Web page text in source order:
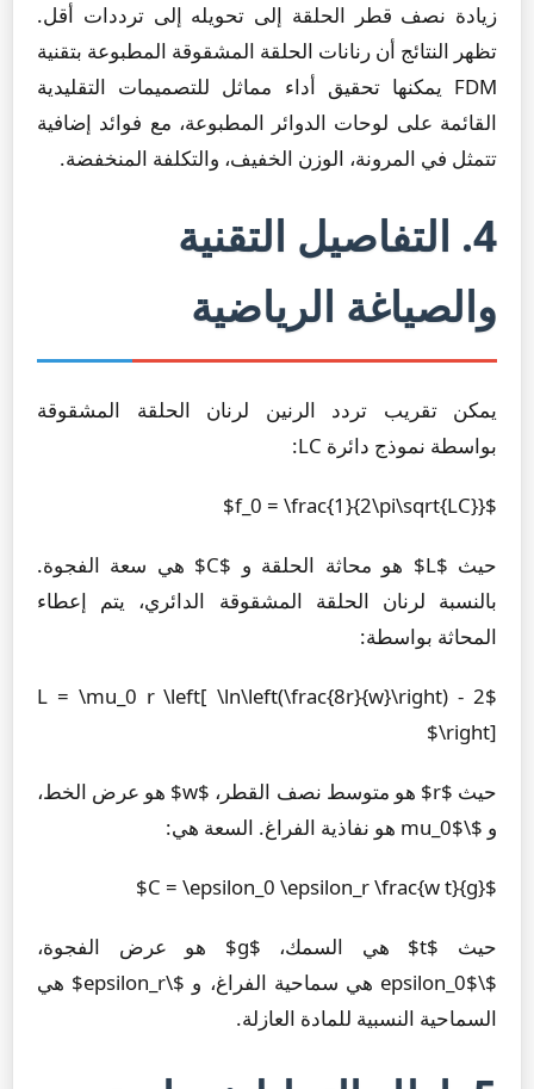
زيادة نصف قطر الحلقة إلى تحويله إلى ترددات أقل.
تظهر النتائج أن رنانات الحلقة المشقوقة المطبوعة بتقنية
FDM يمكنها تحقيق أداء مماثل للتصميمات التقليدية
القائمة على لوحات الدوائر المطبوعة، مع فوائد إضافية
تتمثل في المرونة، الوزن الخفيف، والتكلفة المنخفضة.
4. التفاصيل التقنية
والصياغة الرياضية
يمكن تقريب تردد الرنين لرنان الحلقة المشقوقة
بواسطة نموذج دائرة LC:
$f_0 = \frac{1}{2\pi\sqrt{LC}}$
حيث $L$ هو محاثة الحلقة و $C$ هي سعة الفجوة.
بالنسبة لرنان الحلقة المشقوقة الدائري، يتم إعطاء
المحاثة بواسطة:
$L = \mu_0 r \left[ \ln\left(\frac{8r}{w}\right) - 2
\right]$
حيث $r$ هو متوسط نصف القطر، $w$ هو عرض الخط،
و $\mu_0$ هو نفاذية الفراغ. السعة هي:
$C = \epsilon_0 \epsilon_r \frac{w t}{g}$
حيث $t$ هي السمك، $g$ هو عرض الفجوة،
$\epsilon_0$ هي سماحية الفراغ، و $\epsilon_r$ هي
السماحية النسبية للمادة العازلة.